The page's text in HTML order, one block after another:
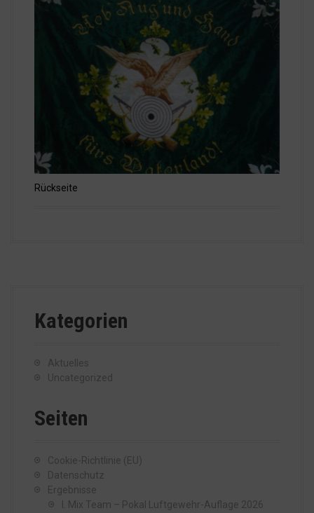
Rückseite
Kategorien
Aktuelles
Uncategorized
Seiten
Cookie-Richtlinie (EU)
Datenschutz
Ergebnisse
I. Mix Team – Pokal Luftgewehr-Auflage 2026